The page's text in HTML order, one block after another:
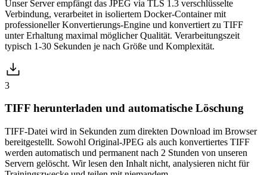
Unser Server empfängt das JPEG via TLS 1.3 verschlüsselte
Verbindung, verarbeitet in isoliertem Docker-Container mit
professioneller Konvertierungs-Engine und konvertiert zu TIFF
unter Erhaltung maximal möglicher Qualität. Verarbeitungszeit
typisch 1-30 Sekunden je nach Größe und Komplexität.
3
TIFF herunterladen und automatische Löschung
TIFF-Datei wird in Sekunden zum direkten Download im Browser
bereitgestellt. Sowohl Original-JPEG als auch konvertiertes TIFF
werden automatisch und permanent nach 2 Stunden von unseren
Servern gelöscht. Wir lesen den Inhalt nicht, analysieren nicht für